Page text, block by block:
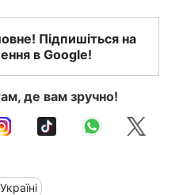
Підпишіться на
в Google!
де вам зручно!